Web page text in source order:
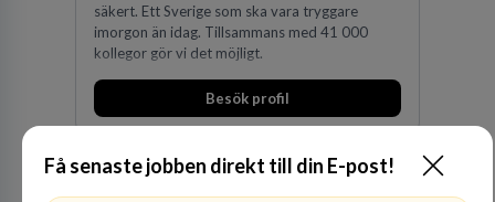
Få senaste jobben direkt till din E-post!
säkert. Ett Sverige som ska vara tryggare
imorgon än idag. Tillsammans med 41 000
kollegor gör vi det möjligt.
Besök profil